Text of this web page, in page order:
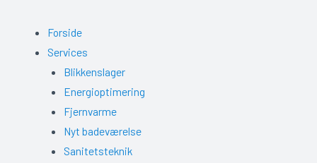
Forside
Services
Blikkenslager
Energioptimering
Fjernvarme
Nyt badeværelse
Sanitetsteknik